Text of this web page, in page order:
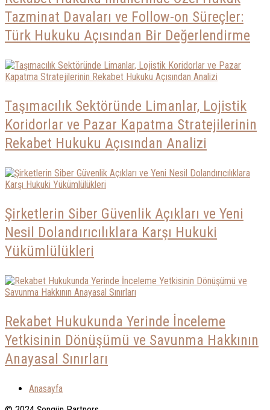
Tazminat Davaları ve Follow-on Süreçler:
Türk Hukuku Açısından Bir Değerlendirme
Taşımacılık Sektöründe Limanlar, Lojistik
Koridorlar ve Pazar Kapatma Stratejilerinin
Rekabet Hukuku Açısından Analizi
Şirketlerin Siber Güvenlik Açıkları ve Yeni
Nesil Dolandırıcılıklara Karşı Hukuki
Yükümlülükleri
Rekabet Hukukunda Yerinde İnceleme
Yetkisinin Dönüşümü ve Savunma Hakkının
Anayasal Sınırları
Anasayfa